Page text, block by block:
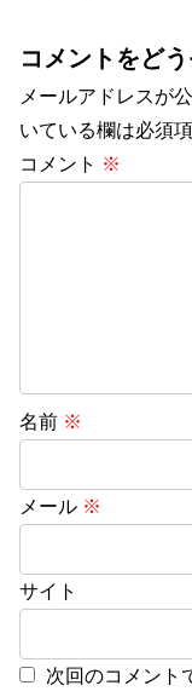
コメントをど
メールアドレスが
いている欄は必須
コメント ※
名前 ※
メール ※
サイト
次回のコメント